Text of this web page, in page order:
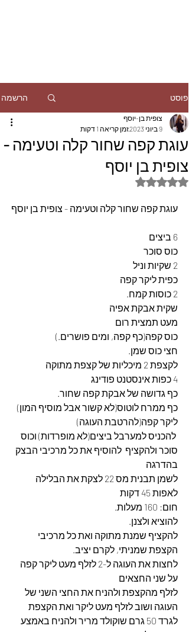
פוסט הרשמה
עוגת קפה שחור קלה וטעימה -
צופית בן יוסף
צופית בן-יוסף
9 ביוני 2023
זמן קריאה 1 דקות
דירוג של NaN מתוך 5 כוכבים
עוגת קפה שחור קלה וטעימה - צופית בן יוסף
6 ביצים
כוס סוכר
2 שקיות וניל
כפית ליקר קפה
2 כוסות קמח.
שקית אבקת אפיה
מעט תמצית רום
כוס קפה(כף קפה, ומים פושרים.)
חצי כוס שמן.
לקצפת 2 מיכליות של קצפת מתוקה
4 כפות אינסטנט פודינג
כף גדושה של אבקת קפה שחור.
כף ממרח לוטוס(לא קשור אבל מוסיף המון)
ליקר קפה(להרטבת העוגה)
להכניס למערבל ביצים(לא מופרדות) וכוס
סוכר ולהקציף  להוסיף את כל מרכיבי הבצק
בהדרגה
לשמן תבנית מס 22 לצקת את הבלילה
לאפות 45 דקות
חום: 160 מעלות.
להוציא ולצנן.
להקציף שמנת מתוקה ואת כל מרכיבי
הקצפת שמניתי, לקרם יציב.
לחצות את העוגה ל-2 לזלף מעט ליקר קפה
על שני החצאים
לזלף מהקצפת ולהניח את החצי השני של
העוגה ושוב לזלף מעט ליקר ואת הקצפת
לגרד 50 גרם שוקולד מריר ולהניח באמצע